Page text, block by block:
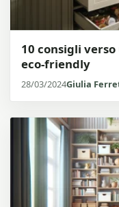
10 consigli
eco-friendly
28/03/2024Giulia